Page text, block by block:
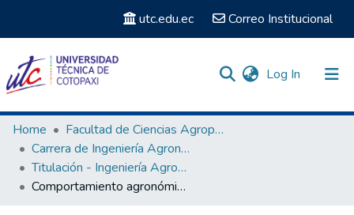
utc.edu.ec Correo Institucional
Log In (current)
Communities & Collections
Search
Statistics
Home
Facultad de Ciencias Agropecuarias y Recursos Naturales
Carrera de Ingeniería Agronómica
Titulación - Ingeniería Agronómica
Comportamiento agronómico de las hortalizas acelga (Beta vulgaris) y brocoli (Brassica oleracea) con dos abonos orgánicos en el Centro Experimental “La Playita” - UTC 2013